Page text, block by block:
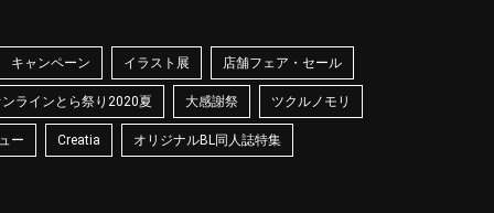
キャンペーン イラスト展 店舗フェア・セール
ラインとら祭り2020夏 大感謝祭 ツクルノモリ
ー Creatia オリジナルBL同人誌特集